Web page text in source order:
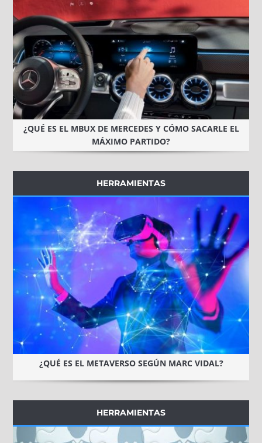
¿QUÉ ES EL MBUX DE MERCEDES Y CÓMO SACARLE EL
MÁXIMO PARTIDO?
HERRAMIENTAS
¿QUÉ ES EL METAVERSO SEGÚN MARC VIDAL?
HERRAMIENTAS